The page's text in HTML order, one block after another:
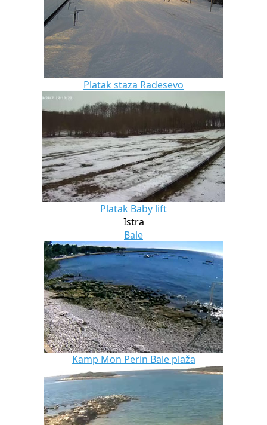
Platak staza Radesevo
Platak Baby lift
Istra
Bale
Kamp Mon Perin Bale plaža